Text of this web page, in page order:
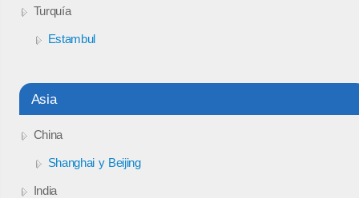
Turquía
Estambul
Asia
China
Shanghai y Beijing
India